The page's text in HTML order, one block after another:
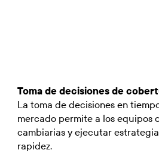
Toma de decisiones de
La toma de decisiones en
mercado permite a los equipos
cambiarias y ejecutar
rapidez.